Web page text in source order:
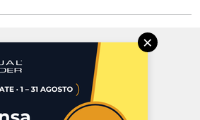
47923 Rimini
P.IVA 02 452 460 401
×